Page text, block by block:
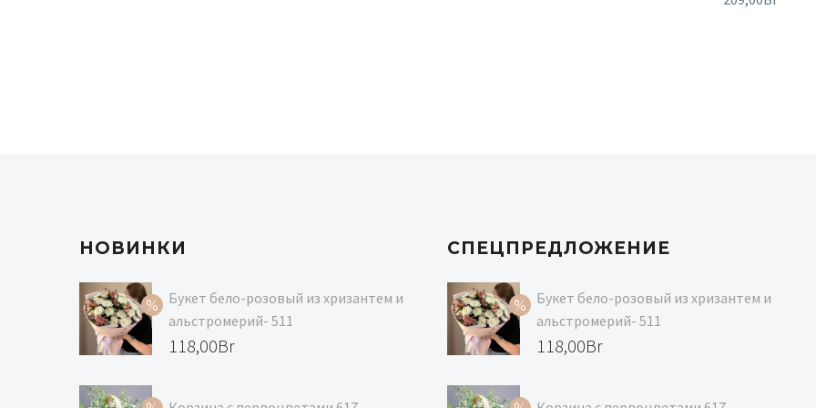
НОВИНКИ
Букет бело-розовый из хризантем и
альстромерий- 511
Первоначальная
составляла
118,00Br
цена:
СПЕЦПРЕДЛОЖЕНИЕ
Букет бело-розовый из хризантем и
альстромерий- 511
Первоначальная
составляла
118,00Br
цена: